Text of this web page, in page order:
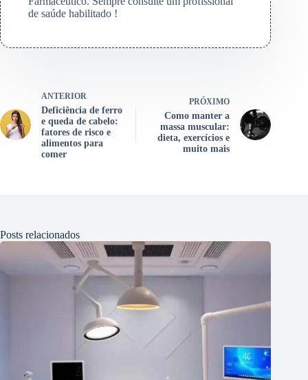
de saúde habilitado !
ANTERIOR
Deficiência de ferro
e queda de cabelo:
fatores de risco e
alimentos para
comer
PRÓXIMO
Como manter a
massa muscular:
dieta, exercícios e
muito mais
Posts relacionados